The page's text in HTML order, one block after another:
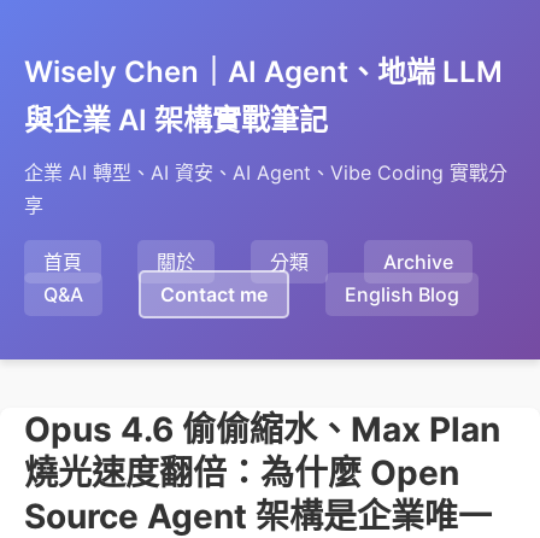
Wisely Chen｜AI Agent、地端 LLM
與企業 AI 架構實戰筆記
企業 AI 轉型、AI 資安、AI Agent、Vibe Coding 實戰分
享
首頁 關於 分類
Archive
Q&A
Contact me English Blog
Opus 4.6 偷偷縮水、Max Plan
燒光速度翻倍：為什麼 Open
Source Agent 架構是企業唯一